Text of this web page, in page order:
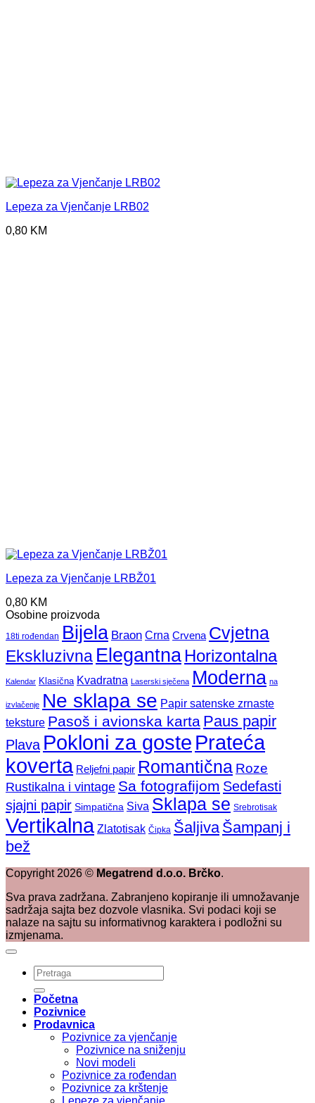
Lepeza za Vjenčanje LRB02
0,80 KM
Lepeza za Vjenčanje LRBŽ01
0,80 KM
Osobine proizvoda
18ti rođendan Bijela Braon Crna Crvena Cvjetna
Ekskluzivna Elegantna Horizontalna
Kalendar Klasična Kvadratna Laserski sječena Moderna na
izvlačenje Ne sklapa se Papir satenske zrnaste
teksture Pasoš i avionska karta Paus papir
Plava Pokloni za goste Prateća
koverta Reljefni papir Romantična Roze
Rustikalna i vintage Sa fotografijom Sedefasti
sjajni papir Simpatična Siva Sklapa se Srebrotisak
Vertikalna Zlatotisak Čipka Šaljiva Šampanj i
bež
Copyright 2026 © Megatrend d.o.o. Brčko.
Sva prava zadržana. Zabranjeno kopiranje ili umnožavanje
sadržaja sajta bez dozvole vlasnika. Svi podaci koji se
nalaze na sajtu su informativnog karaktera i podložni su
izmjenama.
Pretraži:
Početna
Pozivnice
Prodavnica
Pozivnice za vjenčanje
Pozivnice na sniženju
Novi modeli
Pozivnice za rođendan
Pozivnice za krštenje
Lepeze za vjenčanje